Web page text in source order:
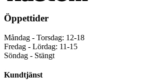
Öppettider
Måndag - Torsdag: 12-18
Fredag - Lördag: 11-15
Söndag - Stängt
Kundtjänst